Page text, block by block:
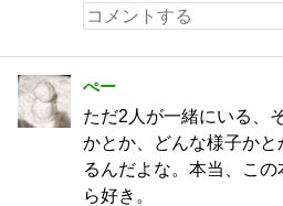
ぺー
ただ2人が一緒にいる、
かとか、どんな様子か
るんだよな。本当、こ
ら好き。